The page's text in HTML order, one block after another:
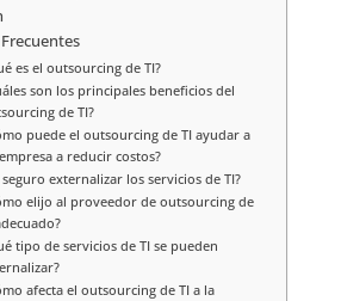
es el outsourcing de TI?
son los principales beneficios del
de TI?
puede el outsourcing de TI ayudar a
a reducir costos?
seguro externalizar los servicios de TI?
elijo al proveedor de outsourcing de
tipo de servicios de TI se pueden
afecta el outsourcing de TI a la